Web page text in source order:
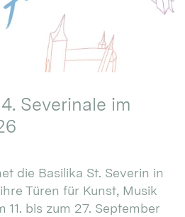
Severinale im
die Basilika St. Severin in
Türen für Kunst, Musik
11. bis zum 27. September